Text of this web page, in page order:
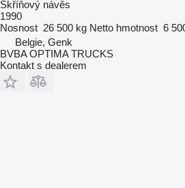
Skříňový návěs
1990
Nosnost 26 500 kg Netto hmotnost 6
Belgie, Genk
BVBA OPTIMA TRUCKS
Kontakt s dealerem